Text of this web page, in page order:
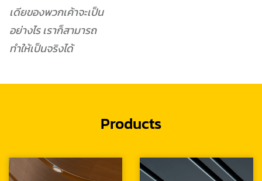
เดียของพวกเค้าจะเป็น
อย่างไร เราก็สามารถ
ทำให้เป็นจริงได้
Products